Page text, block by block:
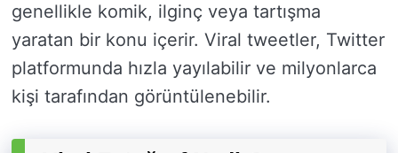
genellikle komik, ilginç veya tartışma
yaratan bir konu içerir. Viral tweetler, Twitter
platformunda hızla yayılabilir ve milyonlarca
kişi tarafından görüntülenebilir.